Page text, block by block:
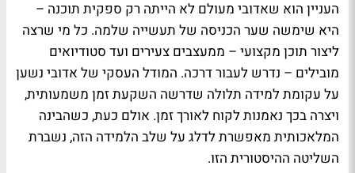
העניין הוא שאדובי מעולם לא הייתה רק ספקית תוכנה –
היא שימשה שער הכניסה של תעשייה שלמה. כל מי שרצה
ליצור תוכן מקצועי – ממעצבים צעירים ועד סטודיואים
מובילים – נדרש לעבור דרכה. המודל העסקי של אדובי נשען
על עקומת למידה תלולה שדרשה השקעת זמן משמעותית,
ויצרה בכך נאמנות לקוח לאורך זמן. אולם כעת, כשהבינה
המלאכותית מאפשרת לדלג על שלב הלמידה הזה, נשברת
השליטה ההיסטורית הזו.